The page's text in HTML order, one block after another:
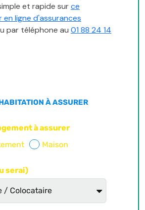
et rapide surce
ligne d'assurances
par téléphone au 01 88 24 14